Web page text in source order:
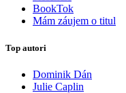
BookTok
Mám záujem o titul
Top autori
Dominik Dán
Julie Caplin